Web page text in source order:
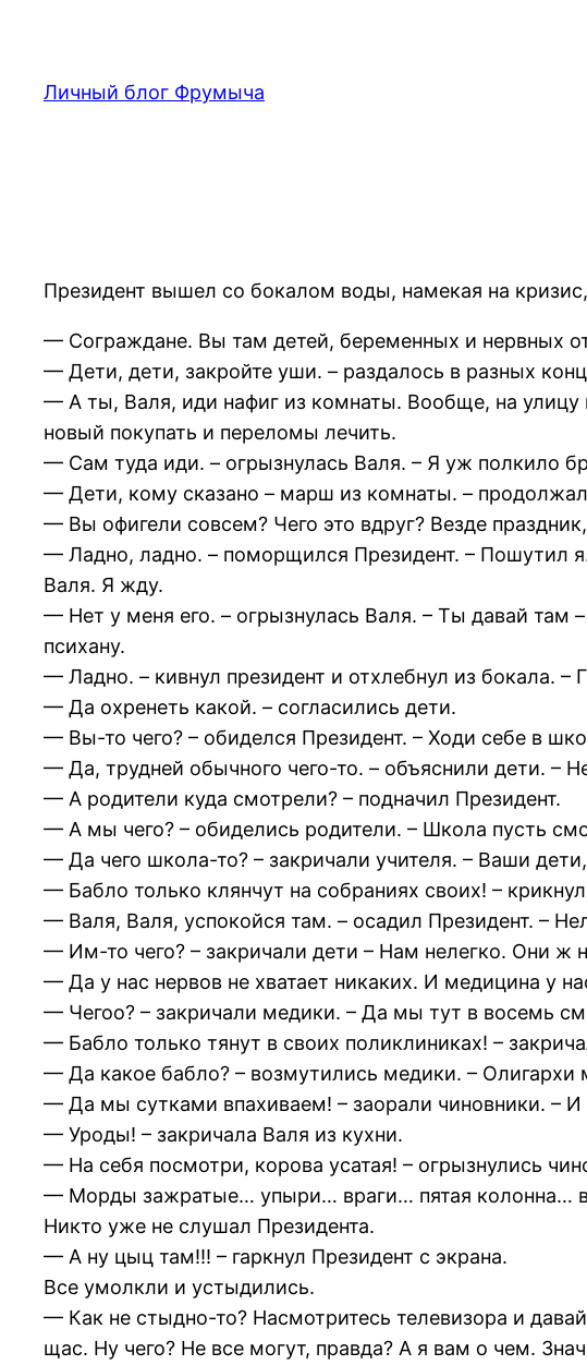
содержимому
Личный блог Фрумыча
Президент вышел со бокалом воды, намекая на
— Сограждане. Вы там детей, беременных и нервных
— Дети, дети, закройте уши. – раздалось в разных
— А ты, Валя, иди нафиг из комнаты. Вообще, на улицу
новый покупать и переломы лечить.
— Сам туда иди. – огрызнулась Валя. – Я уж полкило
— Дети, кому сказано – марш из комнаты. –
— Вы офигели совсем? Чего это вдруг? Везде
— Ладно, ладно. – поморщился Президент. – Пошутил
Валя. Я жду.
— Нет у меня его. – огрызнулась Валя. – Ты давай
психану.
— Ладно. – кивнул президент и отхлебнул из бокала. –
— Да охренеть какой. – согласились дети.
— Вы-то чего? – обиделся Президент. – Ходи себе в
— Да, трудней обычного чего-то. – объяснили дети. –
— А родители куда смотрели? – подначил Президент.
— А мы чего? – обиделись родители. – Школа пусть
— Да чего школа-то? – закричали учителя. – Ваши
— Бабло только клянчут на собраниях своих! –
— Валя, Валя, успокойся там. – осадил Президент. –
— Им-то чего? – закричали дети – Нам нелегко. Они ж
— Да у нас нервов не хватает никаких. И медицина у
— Чегоо? – закричали медики. – Да мы тут в восемь
— Бабло только тянут в своих поликлиниках! –
— Да какое бабло? – возмутились медики. – Олигархи
— Да мы сутками впахиваем! – заорали чиновники. – И
— Уроды! – закричала Валя из кухни.
— На себя посмотри, корова усатая! – огрызнулись
— Морды зажратые… упыри… враги… пятая колонна…
Никто уже не слушал Президента.
— А ну цыц там!!! – гаркнул Президент с экрана.
Все умолкли и устыдились.
— Как не стыдно-то? Насмотритесь телевизора и
щас. Ну чего? Не все могут, правда? А я вам о чем.